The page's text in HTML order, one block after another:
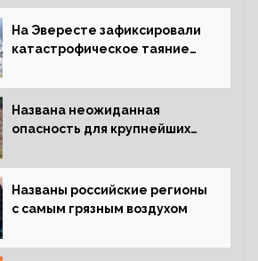
На Эвересте зафиксировали
катастрофическое таяние
Названа неожиданная
опасность для крупнейших
Названы российские регионы
с самым грязным воздухом